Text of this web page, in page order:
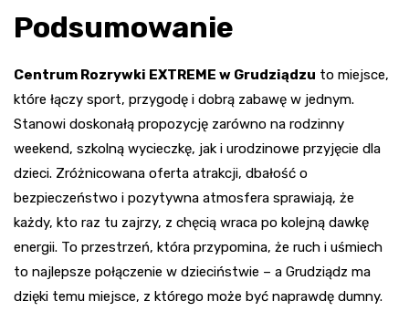
Podsumowanie
Centrum Rozrywki EXTREME w Grudziądzu to miejsce,
które łączy sport, przygodę i dobrą zabawę w jednym.
Stanowi doskonałą propozycję zarówno na rodzinny
weekend, szkolną wycieczkę, jak i urodzinowe przyjęcie dla
dzieci. Zróżnicowana oferta atrakcji, dbałość o
bezpieczeństwo i pozytywna atmosfera sprawiają, że
każdy, kto raz tu zajrzy, z chęcią wraca po kolejną dawkę
energii. To przestrzeń, która przypomina, że ruch i uśmiech
to najlepsze połączenie w dzieciństwie – a Grudziądz ma
dzięki temu miejsce, z którego może być naprawdę dumny.